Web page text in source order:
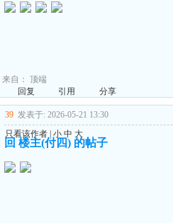
来自： 顶端
回复
引用 分享
39 发表于: 2026-05-21 13:30
只看该作者 小 中 大
回 楼主(付四) 的帖子